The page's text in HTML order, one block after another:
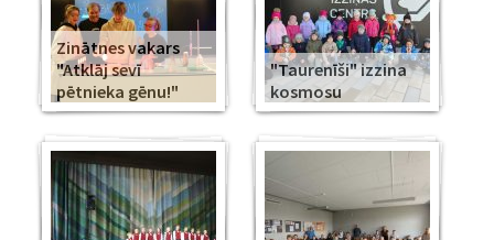
Zinātnes vakars
"Atklāj sevī
pētnieka gēnu!"
"Taurenīši" izzina
kosmosu